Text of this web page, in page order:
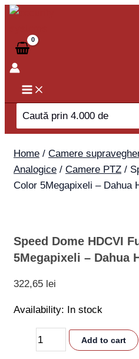
Skip
content
Search
for:
Home / Camere
Analogice / Camere PTZ /
Color 5Megapixeli – Dahua
Speed Dome HDCVI
5Megapixeli – Dahua
322,65 lei
Availability: In stock
Speed
HDCVI
Full
Color
5Megapixeli
-
Dahua
HAC-
PT1509A-
A-
LED
Add to cart